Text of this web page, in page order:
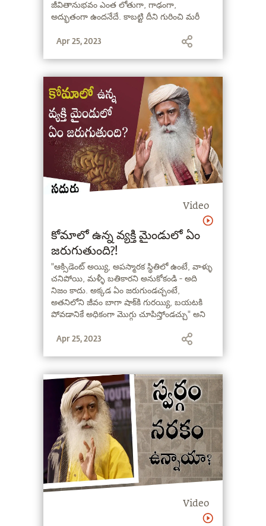
జీవితానుభవం ఎంత లోతుగా, గాఢంగా,
అద్భుతంగా ఉందనేదే. కాబట్టి దీని గురించి మరీ
అన్నట్లుగా ఉన్నారు. లేదు! కోల్పోయేది గాని,
Apr 25, 2023
Video
కోమాలో ఉన్న వ్యక్తి మైండులో ఏం
జరుగుతుంది?!
"ఆక్సిడెంట్‌ అయ్యి, అపస్మారక స్థితిలో ఉంటే, వాళ్ళు
చనిపోయి, మళ్ళీ బతికారని అనుకోకండి - అది
నిజం కాదు. అక్కడ ఏం జరుగుండచ్చంటే,
అతనిలోని జీవం బాగా షాక్‍కి గురయ్యి, బయటకి
పోవడానికే అధికంగా మొగ్గు చూపిస్తోండచ్చు" అని
Apr 25, 2023
Video